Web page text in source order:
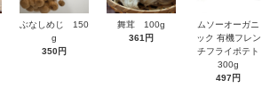
ぶなしめじ 150
g
350円
舞茸 100g
361円
ムソーオーガニ
ック 有機フレン
チフライポテト
300g
497円